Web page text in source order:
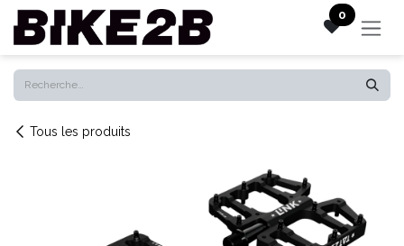
Se rendre au contenu 0
Tous les produits